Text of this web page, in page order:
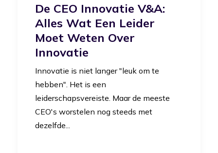
De CEO Innovatie V&A:
Alles Wat Een Leider
Moet Weten Over
Innovatie
Innovatie is niet langer "leuk om te
hebben". Het is een
leiderschapsvereiste. Maar de meeste
CEO's worstelen nog steeds met
dezelfde...